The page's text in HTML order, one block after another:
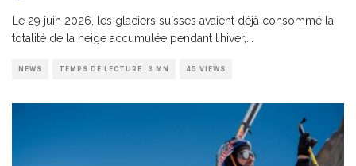
Le 29 juin 2026, les glaciers suisses avaient déjà consommé la
totalité de la neige accumulée pendant l’hiver,
NEWS TEMPS DE LECTURE: 3 MN 45 VIEWS